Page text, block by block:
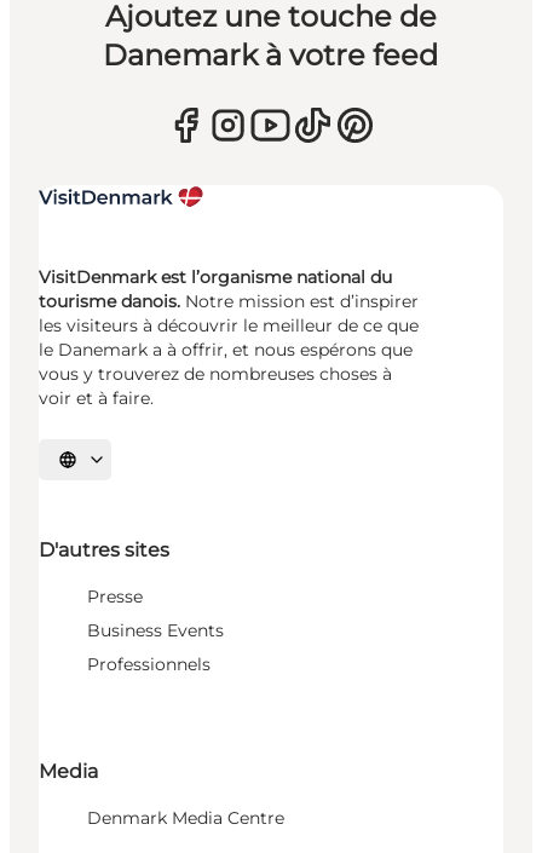
Ajoutez une touche de
Danemark à votre feed
VisitDenmark est l’organisme national du
tourisme danois. Notre mission est d’inspirer
les visiteurs à découvrir le meilleur de ce que
le Danemark a à offrir, et nous espérons que
vous y trouverez de nombreuses choses à
voir et à faire.
Choisissez la langue
D'autres sites
Presse
Business Events
Professionnels
Media
Denmark Media Centre